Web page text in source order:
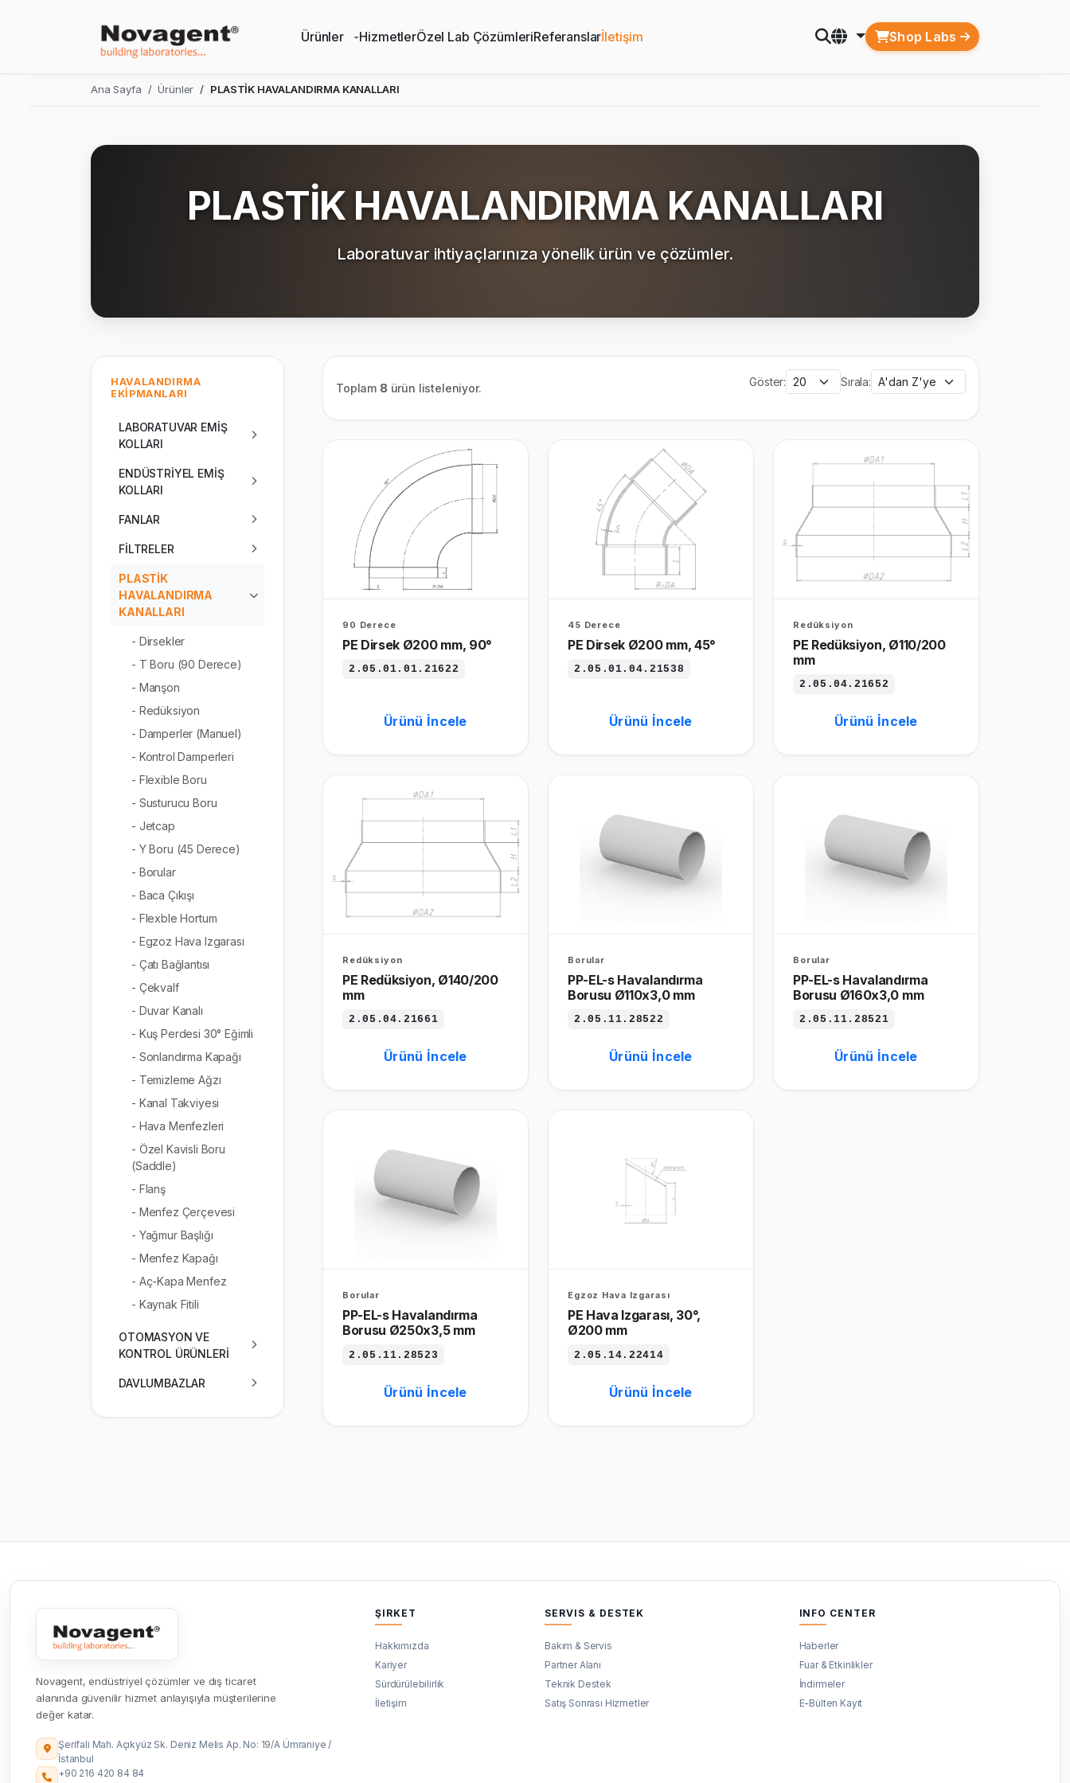
Ürünler HizmetlerÖzel Lab ÇözümleriReferanslarİletişim Shop Labs
Ana Sayfa Ürünler PLASTİK HAVALANDIRMA KANALLARI
PLASTİK HAVALANDIRMA KANALLARI
Laboratuvar ihtiyaçlarınıza yönelik ürün ve çözümler.
HAVALANDIRMA
EKİPMANLARI
LABORATUVAR EMİŞ
KOLLARI
ENDÜSTRİYEL EMİŞ
KOLLARI
FANLAR
FİLTRELER
PLASTİK
HAVALANDIRMA
KANALLARI
- Dirsekler
- T Boru (90 Derece)
- Manşon
- Redüksiyon
- Damperler (Manuel)
- Kontrol Damperleri
- Flexible Boru
- Susturucu Boru
- Jetcap
- Y Boru (45 Derece)
- Borular
- Baca Çıkışı
- Flexble Hortum
- Egzoz Hava Izgarası
- Çatı Bağlantısı
- Çekvalf
- Duvar Kanalı
- Kuş Perdesi 30° Eğimli
- Sonlandırma Kapağı
- Temizleme Ağzı
- Kanal Takviyesi
- Hava Menfezleri
- Özel Kavisli Boru
(Saddle)
- Flanş
- Menfez Çerçevesi
- Yağmur Başlığı
- Menfez Kapağı
- Aç-Kapa Menfez
- Kaynak Fitili
OTOMASYON VE
KONTROL ÜRÜNLERİ
DAVLUMBAZLAR
Toplam 8 ürün listeleniyor. Göster: Sırala:
90 Derece
PE Dirsek Ø200 mm, 90°
2.05.01.01.21622
Ürünü İncele
45 Derece
PE Dirsek Ø200 mm, 45°
2.05.01.04.21538
Ürünü İncele
Redüksiyon
PE Redüksiyon, Ø110/200
mm
2.05.04.21652
Ürünü İncele
Redüksiyon
PE Redüksiyon, Ø140/200
mm
2.05.04.21661
Ürünü İncele
Borular
PP-EL-s Havalandırma
Borusu Ø110x3,0 mm
2.05.11.28522
Ürünü İncele
Borular
PP-EL-s Havalandırma
Borusu Ø160x3,0 mm
2.05.11.28521
Ürünü İncele
Borular
PP-EL-s Havalandırma
Borusu Ø250x3,5 mm
2.05.11.28523
Ürünü İncele
Egzoz Hava Izgarası
PE Hava Izgarası, 30°,
Ø200 mm
2.05.14.22414
Ürünü İncele
Novagent, endüstriyel çözümler ve dış ticaret
alanında güvenilir hizmet anlayışıyla müşterilerine
değer katar.
Şerifali Mah. Açıkyüz Sk. Deniz Melis Ap. No: 19/A Ümraniye /
İstanbul
+90 216 420 84 84
ŞIRKET
Hakkımızda
Kariyer
Sürdürülebilirlik
İletişim
SERVIS & DESTEK
Bakım & Servis
Partner Alanı
Teknik Destek
Satış Sonrası Hizmetler
INFO CENTER
Haberler
Fuar & Etkinlikler
İndirmeler
E-Bülten Kayıt